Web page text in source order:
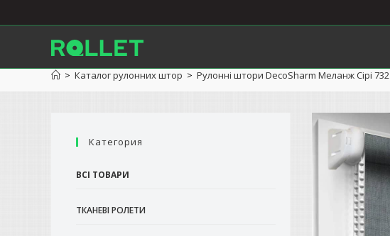
до
> Каталог рулонних штор > Рулонні штори DecoSharm Меланж Сірі 732
Категория
ВСІ ТОВАРИ
ТКАНЕВІ РОЛЕТИ